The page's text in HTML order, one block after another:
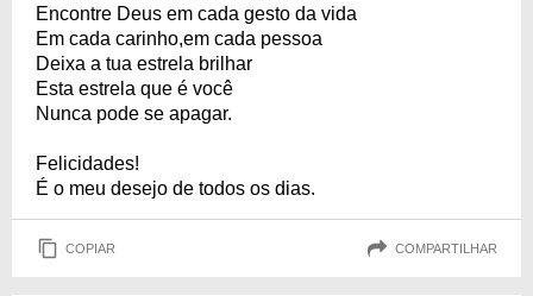
Encontre Deus em cada gesto da vida
Em cada carinho,em cada pessoa
Deixa a tua estrela brilhar
Esta estrela que é você
Nunca pode se apagar.
Felicidades!
É o meu desejo de todos os dias.
COPIAR COMPARTILHAR